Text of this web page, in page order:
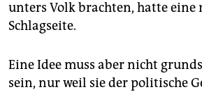
unters Volk brachten, hatte
Schlagseite.
Eine Idee muss aber nicht
sein, nur weil sie der politische